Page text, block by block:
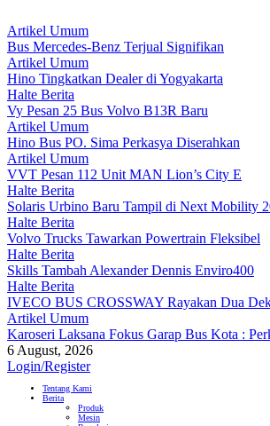
Artikel Umum
Bus Mercedes-Benz Terjual Signifikan
Artikel Umum
Hino Tingkatkan Dealer di Yogyakarta
Halte Berita
Vy Pesan 25 Bus Volvo B13R Baru
Artikel Umum
Hino Bus PO. Sima Perkasya Diserahkan
Artikel Umum
VVT Pesan 112 Unit MAN Lion’s City E
Halte Berita
Solaris Urbino Baru Tampil di Next Mobility
Halte Berita
Volvo Trucks Tawarkan Powertrain Fleksibel
Halte Berita
Skills Tambah Alexander Dennis Enviro400
Halte Berita
IVECO BUS CROSSWAY Rayakan Dua
Artikel Umum
Karoseri Laksana Fokus Garap Bus Kota :
6 August, 2026
Login/Register
Tentang Kami
Berita
Produk
Mesin